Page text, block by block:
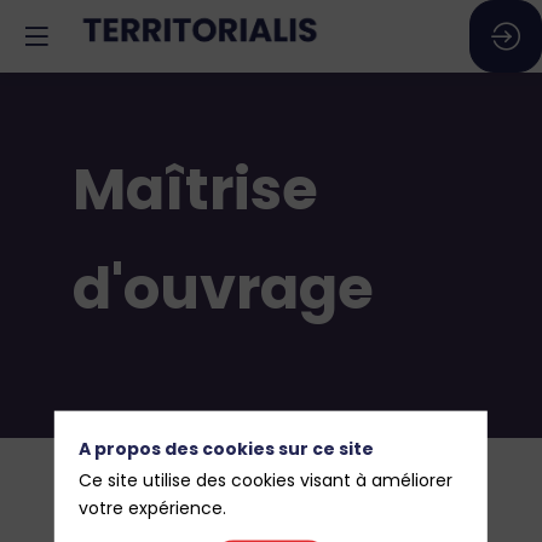
Maîtrise
d'ouvrage
Avec le renouvellement des infrastructures,
A propos des cookies sur ce site
Ce site utilise des cookies visant à améliorer
votre expérience.